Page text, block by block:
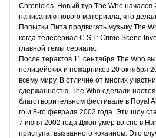
Chronicles. Новый тур The Who
написанию нового материала, что
Попытки Пита продвигать музыку The
когда телесериал C.S.I.: Crime Scene
главной темы сериала.
После терактов 11 сентября The Who
полицейских и пожарников 20 октября
всему миру. В отличие от многих
сдержанностю, The Who сделали
благотворительном фестивале в Royal
го и 8-го февраля 2002 года. Эти шоу
7 июня 2002 года Джон умер во сне в
приступа, вызванного кокаином. Это